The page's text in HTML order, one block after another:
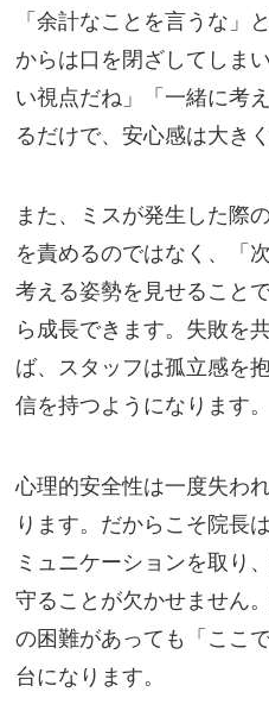
「余計なことを言うな」
からは口を閉ざしてしま
い視点だね」「一緒に考
るだけで、安心感は大き
また、ミスが発生した際
を責めるのではなく、「
考える姿勢を見せること
ら成長できます。失敗を
ば、スタッフは孤立感を
信を持つようになります。
心理的安全性は一度失わ
ります。だからこそ院長
ミュニケーションを取り
守ることが欠かせません
の困難があっても「ここ
台になります。